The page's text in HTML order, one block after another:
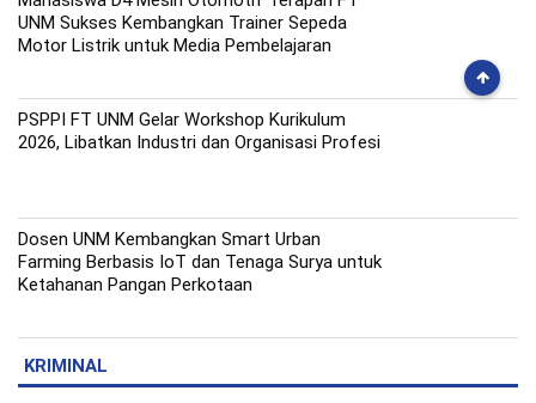
UNM Sukses Kembangkan Trainer Sepeda
Motor Listrik untuk Media Pembelajaran
PSPPI FT UNM Gelar Workshop Kurikulum
2026, Libatkan Industri dan Organisasi Profesi
Dosen UNM Kembangkan Smart Urban
Farming Berbasis IoT dan Tenaga Surya untuk
Ketahanan Pangan Perkotaan
KRIMINAL